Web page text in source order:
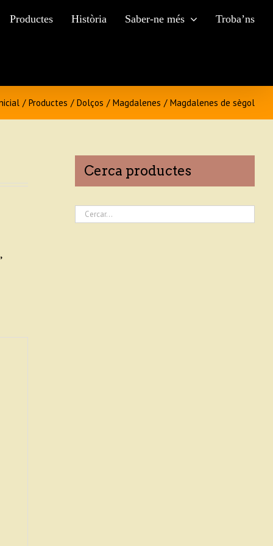
Productes Història Saber-ne més Troba’ns
/ Productes / Dolços / Magdalenes / Magdalenes de sègol
,
Cerca productes